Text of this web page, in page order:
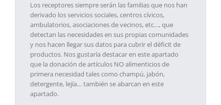
Los receptores siempre serán las familias que nos han
derivado los servicios sociales, centros cívicos,
ambulatorios, asociaciones de vecinos, etc…, que
detectan las necesidades en sus propias comunidades
y nos hacen llegar sus datos para cubrir el déficit de
productos. Nos gustaría destacar en este apartado
que la donación de artículos NO alimenticios de
primera necesidad tales como champú, jabón,
detergente, lejía… también se abarcan en este
apartado.